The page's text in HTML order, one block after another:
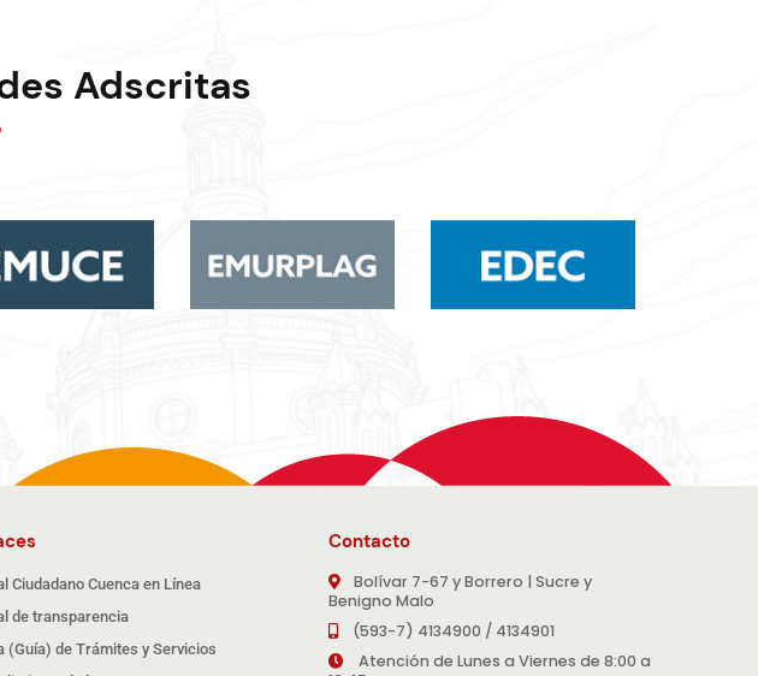
Adscritas
Ciudadano Cuenca en Línea
de transparencia
(Guía) de Trámites y Servicios
Contacto
Bolívar 7-67 y Borrero | Sucre y
Benigno Malo
(593-7) 4134900 / 4134901
Atención de Lunes a Viernes de 8:00 a